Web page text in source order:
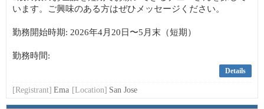
います。ご興味のある方はぜひメッセージください。
勤務開始時期: 2026年4月20日〜5月末（短期）
勤務時間:
Details
[Registrant] Ema [Location] San Jose